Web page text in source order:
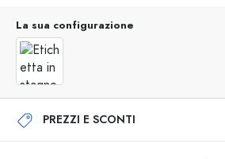
La sua configurazione
PREZZI E SCONTI